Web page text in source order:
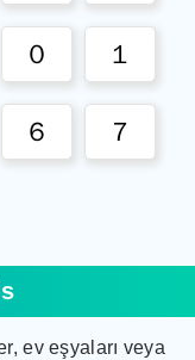
０ １
６ ７
ev eşyaları veya